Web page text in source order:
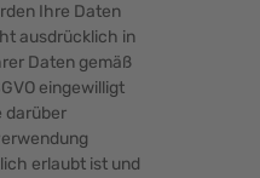
Ihre Daten
ausdrücklich in
Daten gemäß
eingewilligt
darüber
erlaubt ist und